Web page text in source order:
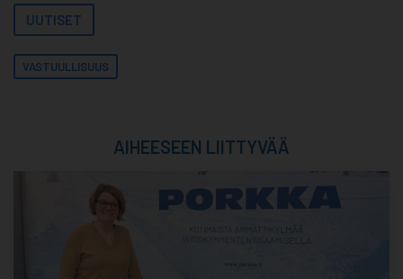
UUTISET
VASTUULLISUUS
AIHEESEEN LIITTYVÄÄ